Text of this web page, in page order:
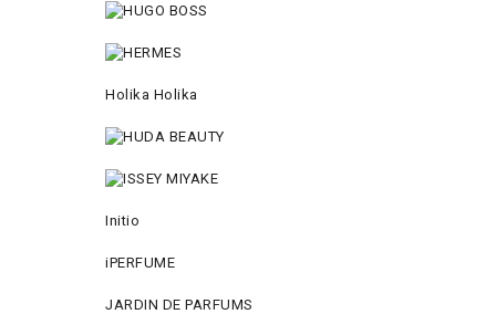
Holika Holika
Initio
iPERFUME
JARDIN DE PARFUMS